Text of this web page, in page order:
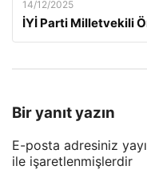
14/12/2025
İYİ Parti Milletvekili
Bir yanıt yazın
E-posta adresiniz
ile işaretlenmişlerdir